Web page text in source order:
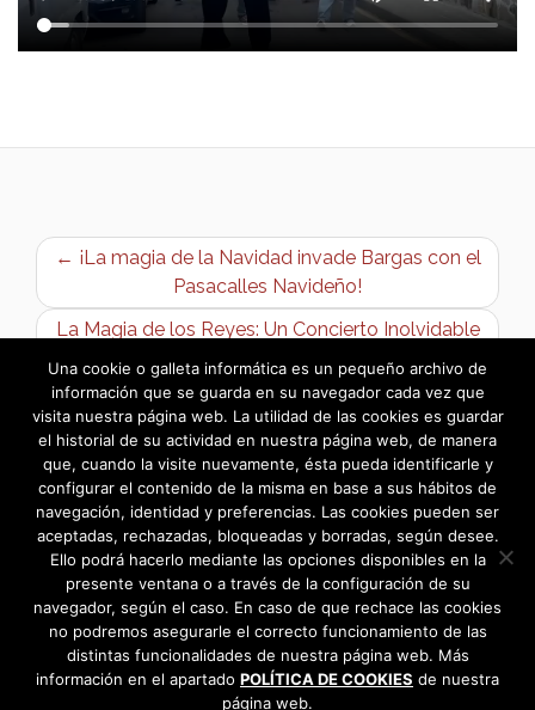
← ¡La magia de la Navidad invade Bargas con el
Pasacalles Navideño!
La Magia de los Reyes: Un Concierto Inolvidable
en Bargas →
Una cookie o galleta informática es un pequeño archivo de
información que se guarda en su navegador cada vez que
visita nuestra página web. La utilidad de las cookies es guardar
el historial de su actividad en nuestra página web, de manera
que, cuando la visite nuevamente, ésta pueda identificarle y
configurar el contenido de la misma en base a sus hábitos de
navegación, identidad y preferencias. Las cookies pueden ser
aceptadas, rechazadas, bloqueadas y borradas, según desee.
Ello podrá hacerlo mediante las opciones disponibles en la
presente ventana o a través de la configuración de su
navegador, según el caso. En caso de que rechace las cookies
no podremos asegurarle el correcto funcionamiento de las
distintas funcionalidades de nuestra página web. Más
información en el apartado POLÍTICA DE COOKIES de nuestra
página web.